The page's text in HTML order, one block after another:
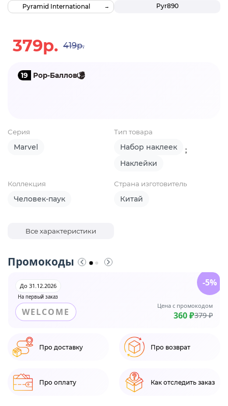
Pyr890
Pyramid International
379р. 419р.
19 Pop-Баллов
Серия
Marvel
Тип товара
Набор наклеек
;
Наклейки
Коллекция
Человек-паук
Страна изготовитель
Китай
Все характеристики
Промокоды
На первый заказ
До 31.12.2026
WELCOME
Цена с промокодом
360 ₽379 ₽
-5%
Про доставку Про возврат
Про оплату Как отследить заказ